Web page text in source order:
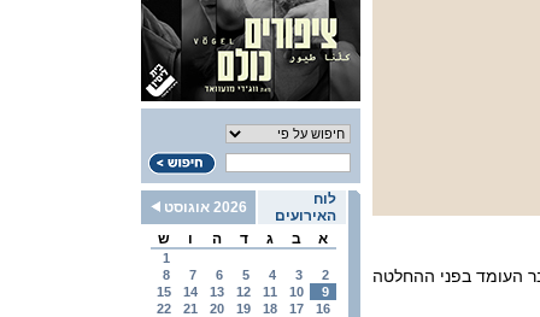
לוח
האירועים
2026 אוגוסט
א
ב ג ד ה ו ש
1
2
3
4
5
6
7
8
9
10
11
12
13
14
15
16
17
18
19
20
21
22
העומד בפני ההחלטה